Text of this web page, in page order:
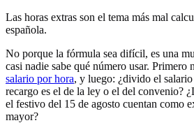
Las horas extras son el tema más mal
española.
No porque la fórmula sea difícil, es una
casi nadie sabe qué número usar. Primero
salario por hora, y luego: ¿divido el
recargo es el de la ley o el del convenio?
el festivo del 15 de agosto cuentan como
mayor?